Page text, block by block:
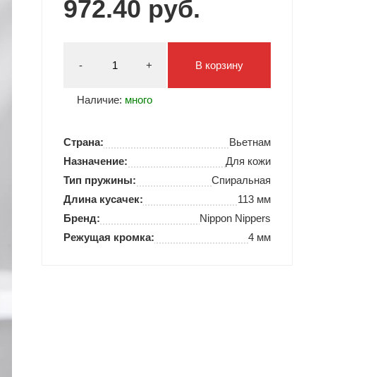
Типсы и формы
Я Скрытые товары
972.40 руб.
- +
Наличие: много
В корзину
Страна:
Вьетнам
Назначение:
Для кожи
Тип пружины:
Спиральная
Длина кусачек:
113 мм
Бренд:
Nippon Nippers
Режущая кромка:
4 мм